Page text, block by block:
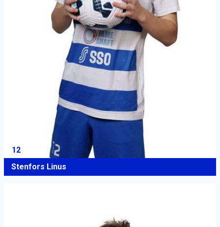
12
Stenfors Linus